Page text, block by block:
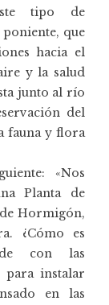
tipo de
poniente, que
hacia el
y la salud
junto al río
del
fauna y flora
«Nos
Planta de
Hormigón,
¿Cómo es
con las
para instalar
en las